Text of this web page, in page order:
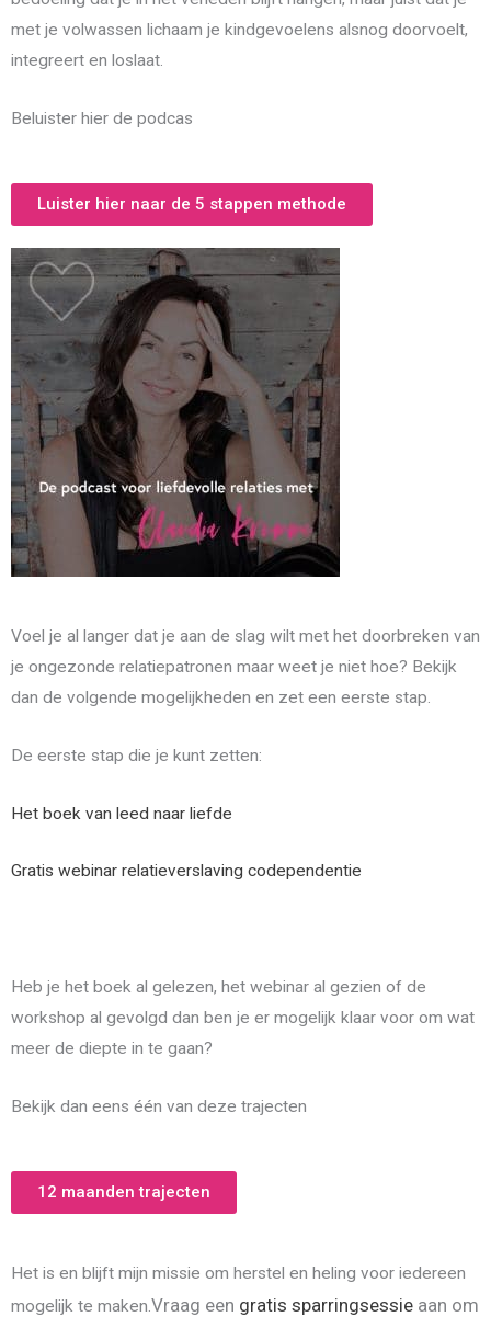
met je volwassen lichaam je kindgevoelens alsnog doorvoelt,
integreert en loslaat.
Beluister hier de podcas
Luister hier naar de 5 stappen methode
Voel je al langer dat je aan de slag wilt met het doorbreken van
je ongezonde relatiepatronen maar weet je niet hoe? Bekijk
dan de volgende mogelijkheden en zet een eerste stap.
De eerste stap die je kunt zetten:
Het boek van leed naar liefde
Gratis webinar relatieverslaving codependentie
Heb je het boek al gelezen, het webinar al gezien of de
workshop al gevolgd dan ben je er mogelijk klaar voor om wat
meer de diepte in te gaan?
Bekijk dan eens één van deze trajecten
12 maanden trajecten
Het is en blijft mijn missie om herstel en heling voor iedereen
mogelijk te maken.Vraag een gratis sparringsessie aan om